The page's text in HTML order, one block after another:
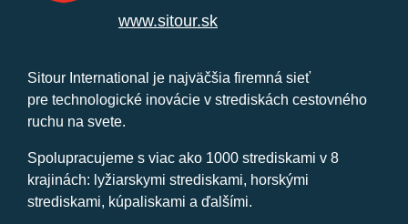
www.sitour.sk
Sitour International je najväčšia firemná sieť
pre technologické inovácie v strediskách cestovného
ruchu na svete.
Spolupracujeme s viac ako 1000 strediskami v 8
krajinách: lyžiarskymi strediskami, horskými
strediskami, kúpaliskami a ďalšími.